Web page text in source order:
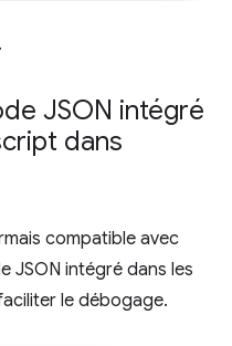
.
JSON intégré
dans
compatible avec
JSON intégré dans les
le débogage.